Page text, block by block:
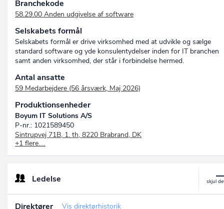
Branchekode
58.29.00 Anden udgivelse af software
Selskabets formål
Selskabets formål er drive virksomhed med at udvikle og sælge
standard software og yde konsulentydelser inden for IT branchen
samt anden virksomhed, der står i forbindelse hermed.
Antal ansatte
59 Medarbejdere (56 årsværk, Maj 2026)
Produktionsenheder
Boyum IT Solutions A/S
P-nr.: 1021589450
Sintrupvej 71B, 1. th, 8220 Brabrand, DK
Boyum IT Solutions AAL A/S
P-nr.: 1009131449
+1 flere…
Ledelse
Direktører Vis direktørhistorik